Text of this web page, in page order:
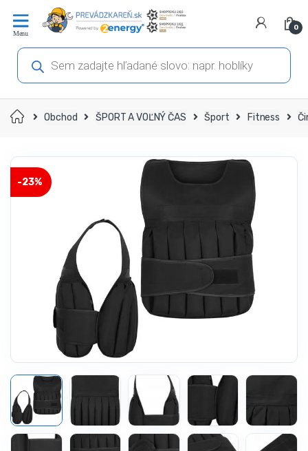
navigáciu
obsah
0
Products
search
Domov Obchod ŠPORT A VOĽNÝ ČAS Šport Fitness
-23%